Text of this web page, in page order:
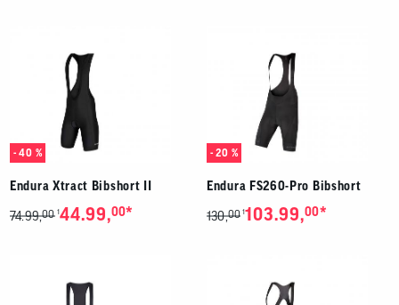
- 40 %
Endura Xtract Bibshort II
74.99,00 144.99,00*
- 20 %
Endura FS260-Pro Bibshort
130,00 1103.99,00*